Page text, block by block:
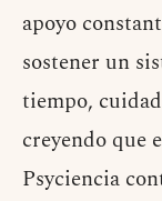
apoyo
sostener un
tiempo,
creyendo que
Psyciencia